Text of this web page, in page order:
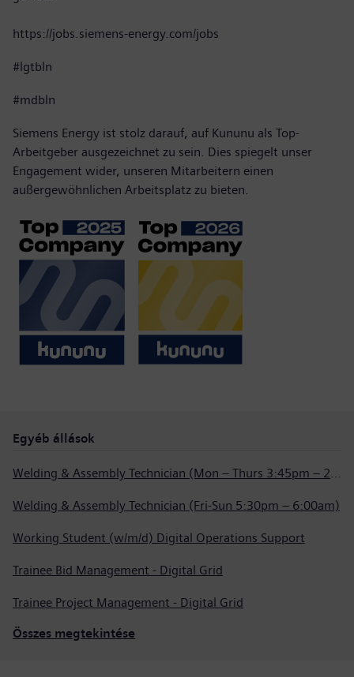
https://jobs.siemens-energy.com/jobs
#lgtbln
#mdbln
Siemens Energy ist stolz darauf, auf Kununu als Top-
Arbeitgeber ausgezeichnet zu sein. Dies spiegelt unser
Engagement wider, unseren Mitarbeitern einen
außergewöhnlichen Arbeitsplatz zu bieten.
Egyéb állások
Welding & Assembly Technician (Mon – Thurs 3:45pm – 2:15am)
Welding & Assembly Technician (Fri-Sun 5:30pm – 6:00am)
Working Student (w/m/d) Digital Operations Support
Trainee Bid Management - Digital Grid
Trainee Project Management - Digital Grid
Összes megtekintése